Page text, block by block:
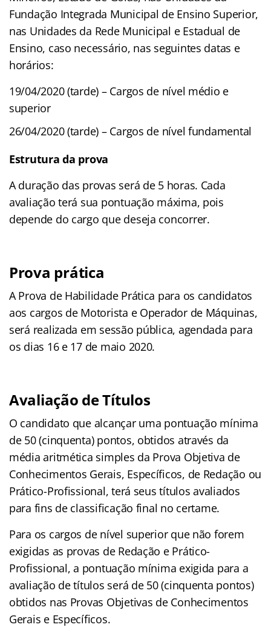
Fundação Integrada Municipal de Ensino Superior,
nas Unidades da Rede Municipal e Estadual de
Ensino, caso necessário, nas seguintes datas e
horários:
19/04/2020 (tarde) – Cargos de nível médio e
superior
26/04/2020 (tarde) – Cargos de nível fundamental
Estrutura da prova
A duração das provas será de 5 horas. Cada
avaliação terá sua pontuação máxima, pois
depende do cargo que deseja concorrer.
Prova prática
A Prova de Habilidade Prática para os candidatos
aos cargos de Motorista e Operador de Máquinas,
será realizada em sessão pública, agendada para
os dias 16 e 17 de maio 2020.
Avaliação de Títulos
O candidato que alcançar uma pontuação mínima
de 50 (cinquenta) pontos, obtidos através da
média aritmética simples da Prova Objetiva de
Conhecimentos Gerais, Específicos, de Redação ou
Prático-Profissional, terá seus títulos avaliados
para fins de classificação final no certame.
Para os cargos de nível superior que não forem
exigidas as provas de Redação e Prático-
Profissional, a pontuação mínima exigida para a
avaliação de títulos será de 50 (cinquenta pontos)
obtidos nas Provas Objetivas de Conhecimentos
Gerais e Específicos.